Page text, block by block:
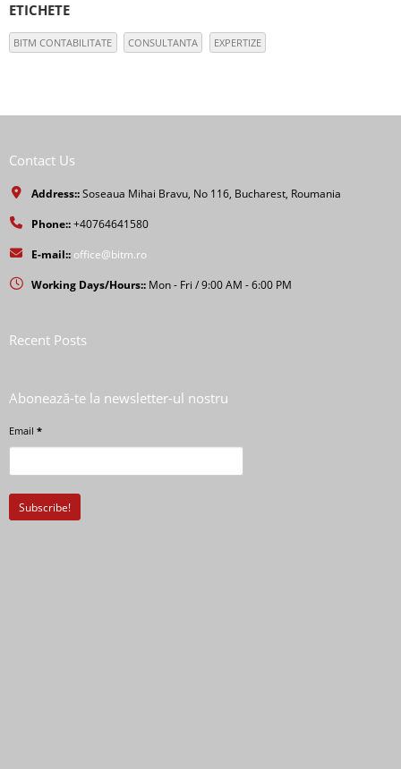
ETICHETE
BITM CONTABILITATE CONSULTANTA EXPERTIZE
Contact Us
Address::Soseaua Mihai Bravu, No 116, Bucharest, Roumania
Phone::+40764641580
E-mail:: office@bitm.ro
Working Days/Hours:: Mon - Fri / 9:00 AM - 6:00 PM
Recent Posts
Abonează-te la newsletter-ul nostru
Email *